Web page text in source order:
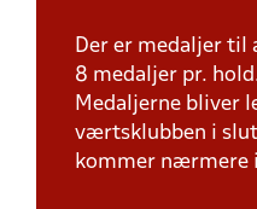
Der er medaljer til
8 medaljer pr.
Medaljerne bliver
værtsklubben i
kommer